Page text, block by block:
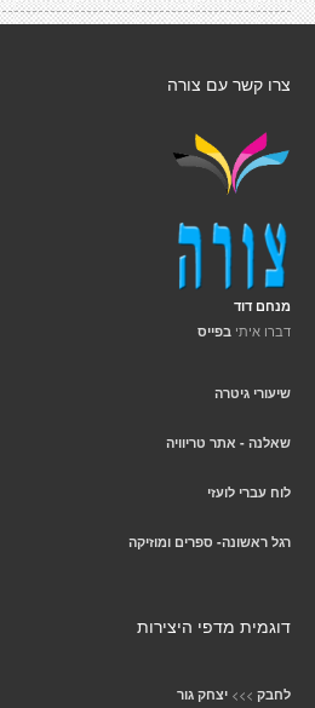
צרו קשר עם צורה
מנחם דוד
דברו איתי בפייס
שיעורי גיטרה
שאלנה - אתר טריוויה
לוח עברי לועזי
רגל ראשונה- ספרים ומוזיקה
דוגמית מדפי היצירות
לחבק >>> יצחק גור